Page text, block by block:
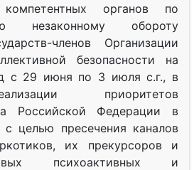
компетентных органов по
незаконному обороту
членов Организации
безопасности на
с 29 июня по 3 июля с.г., в
приоритетов
Российской Федерации в
целью пресечения каналов
их прекурсоров и
психоактивных и